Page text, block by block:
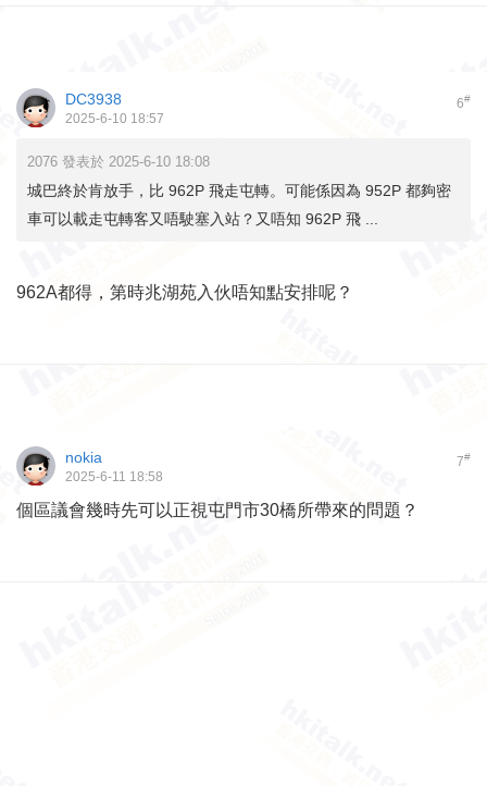
6#
DC3938
2025-6-10 18:57
2076 發表於 2025-6-10 18:08
城巴終於肯放手，比 962P 飛走屯轉。可能係因為 952P 都夠密
車可以載走屯轉客又唔駛塞入站？又唔知 962P 飛 ...
962A都得，第時兆湖苑入伙唔知點安排呢？
7#
nokia
2025-6-11 18:58
個區議會幾時先可以正視屯門市30橋所帶來的問題？